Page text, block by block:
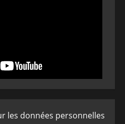
les données personnelles